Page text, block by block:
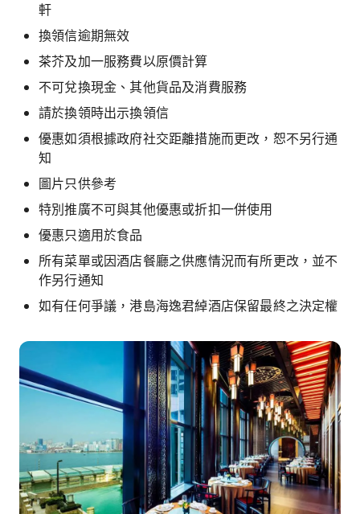
軒
換領信逾期無效
茶芥及加一服務費以原價計算
不可兌換現金、其他貨品及消費服務
請於換領時出示換領信
優惠如須根據政府社交距離措施而更改，恕不另行通
知
圖片只供參考
特別推廣不可與其他優惠或折扣一併使用
優惠只適用於食品
所有菜單或因酒店餐廳之供應情況而有所更改，並不
作另行通知
如有任何爭議，港島海逸君綽酒店保留最終之決定權